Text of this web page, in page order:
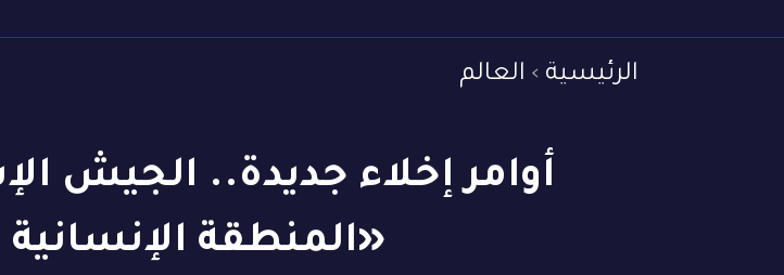
الرئيسية العالم
أوامر إخلاء جديدة.. الجيش
«المنطقة